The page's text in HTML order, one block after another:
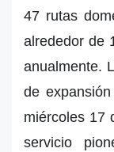
47 rutas
alrededor de
anualmente.
de
miércoles 17
servicio